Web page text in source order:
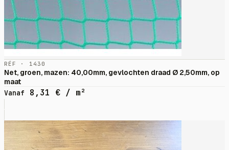
RÉF · 1430
Net, groen, mazen: 40,00mm, gevlochten draad Ø 2,50mm, op
maat
Vanaf
8,31 € / m²